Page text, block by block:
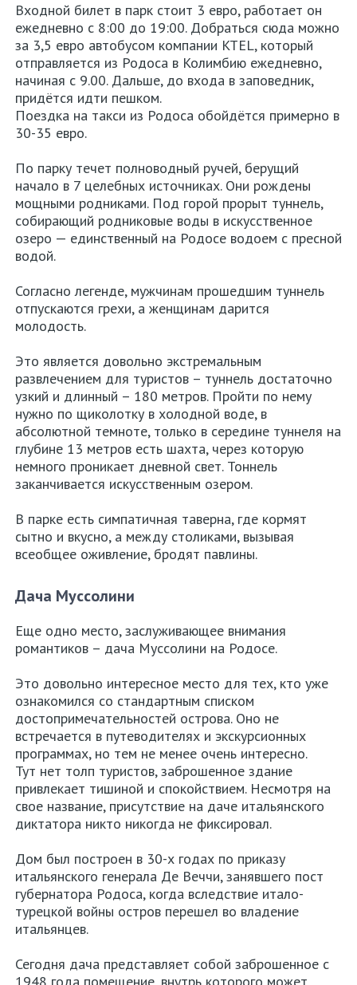
Входной билет в парк стоит 3 евро, работает он
ежедневно с 8:00 до 19:00. Добраться сюда можно
за 3,5 евро автобусом компании KTEL, который
отправляется из Родоса в Колимбию ежедневно,
начиная с 9.00. Дальше, до входа в заповедник,
придётся идти пешком.
Поездка на такси из Родоса обойдётся примерно в
30-35 евро.
По парку течет полноводный ручей, берущий
начало в 7 целебных источниках. Они рождены
мощными родниками. Под горой прорыт туннель,
собирающий родниковые воды в искусственное
озеро — единственный на Родосе водоем с пресной
водой.
Согласно легенде, мужчинам прошедшим туннель
отпускаются грехи, а женщинам дарится
молодость.
Это является довольно экстремальным
развлечением для туристов – туннель достаточно
узкий и длинный – 180 метров. Пройти по нему
нужно по щиколотку в холодной воде, в
абсолютной темноте, только в середине туннеля на
глубине 13 метров есть шахта, через которую
немного проникает дневной свет. Тоннель
заканчивается искусственным озером.
В парке есть симпатичная таверна, где кормят
сытно и вкусно, а между столиками, вызывая
всеобщее оживление, бродят павлины.
Дача Муссолини
Еще одно место, заслуживающее внимания
романтиков – дача Муссолини на Родосе.
Это довольно интересное место для тех, кто уже
ознакомился со стандартным списком
достопримечательностей острова. Оно не
встречается в путеводителях и экскурсионных
программах, но тем не менее очень интересно.
Тут нет толп туристов, заброшенное здание
привлекает тишиной и спокойствием. Несмотря на
свое название, присутствие на даче итальянского
диктатора никто никогда не фиксировал.
Дом был построен в 30-х годах по приказу
итальянского генерала Де Веччи, занявшего пост
губернатора Родоса, когда вследствие итало-
турецкой войны остров перешел во владение
итальянцев.
Сегодня дача представляет собой заброшенное с